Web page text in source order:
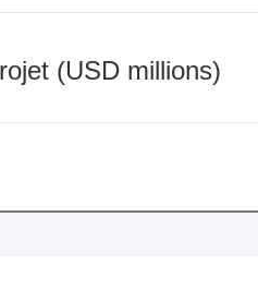
(USD millions)